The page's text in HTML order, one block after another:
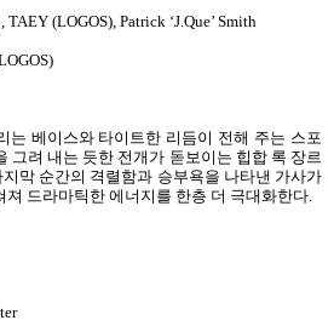
(LOGOS), Patrick ‘J.Que’ Smith
는 베이스와 타이트한 리듬이 전해 주는 스포
그려 내는 듯한 전개가 돋보이는 힙합 록 장르
막 순간의 격렬함과 승부욕을 나타낸 가사가
져 드라마틱한 에너지를 한층 더 극대화한다.